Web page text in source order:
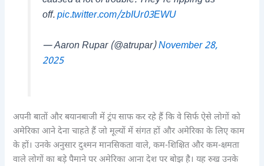
off.pic.twitter.com/zbIUr03EWU
— Aaron Rupar (@atrupar)November 28,
2025
अपनी बातों और बयानबाजी में ट्रंप साफ कर रहे हैं कि वे सिर्फ ऐसे लोगों को
अमेरिका आने देना चाहते हैं जो मूल्यों में संगत हों और अमेरिका के लिए काम
के हों। उनके अनुसार दुश्मन मानसिकता वाले, कम-शिक्षित और कम-क्षमता
वाले लोगों का बड़े पैमाने पर अमेरिका आना देश पर बोझ है। यह रुख उनके